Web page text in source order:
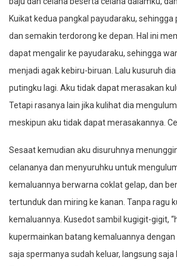
Kuikat kedua pangkal payudaraku,
dan semakin terdorong ke depan. Hal ini
dapat mengalir ke payudaraku, sehingga
menjadi agak kebiru-biruan. Lalu kusuruh
putingku lagi. Aku tidak dapat merasakan
Tetapi rasanya lain jika kulihat dia
meskipun aku tidak dapat merasakannya.
Sesaat kemudian aku disuruhnya
celananya dan menyuruhku untuk
kemaluannya berwarna coklat gelap, dan
tertunduk dan miring ke kanan. Tanpa ragu
kemaluannya. Kusedot sambil kugigit-gigit,
kupermainkan batang kemaluannya
saja spermanya sudah keluar, langsung saja